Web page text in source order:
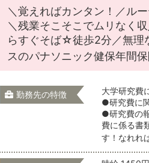
＼覚えればカンタン！／ル
＼残業そこそこでムリなく
らすぐそば☆徒歩2分／無
スのパナソニック健保年間
勤務先の特徴
大学研究費
●研究費に
●研究費の
費に係る書
す！なれれ